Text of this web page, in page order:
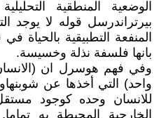
الوضعية المنطقية
بيرتراندرسل قوله لا يوجد
المنفعة التطبيقية بالحياة
بانها فلسفة نذلة وخسيسة.
وفي فهم هوسرل ان
واحد) التي أخذها عن
للانسان وحده كوجود
الخارجية المحيطة به